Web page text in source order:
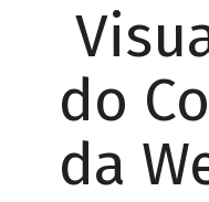
do
da